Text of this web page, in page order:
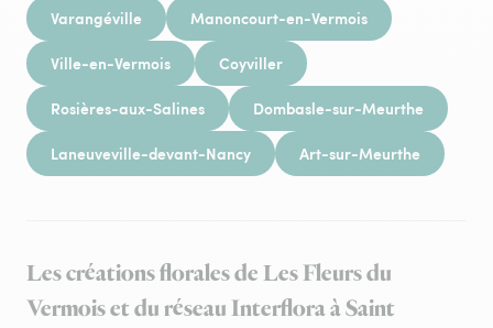
Varangéville Manoncourt-en-Vermois
Ville-en-Vermois Coyviller
Rosières-aux-Salines Dombasle-sur-Meurthe
Laneuveville-devant-Nancy Art-sur-Meurthe
Les créations florales de Les Fleurs du
Vermois et du réseau Interflora à Saint